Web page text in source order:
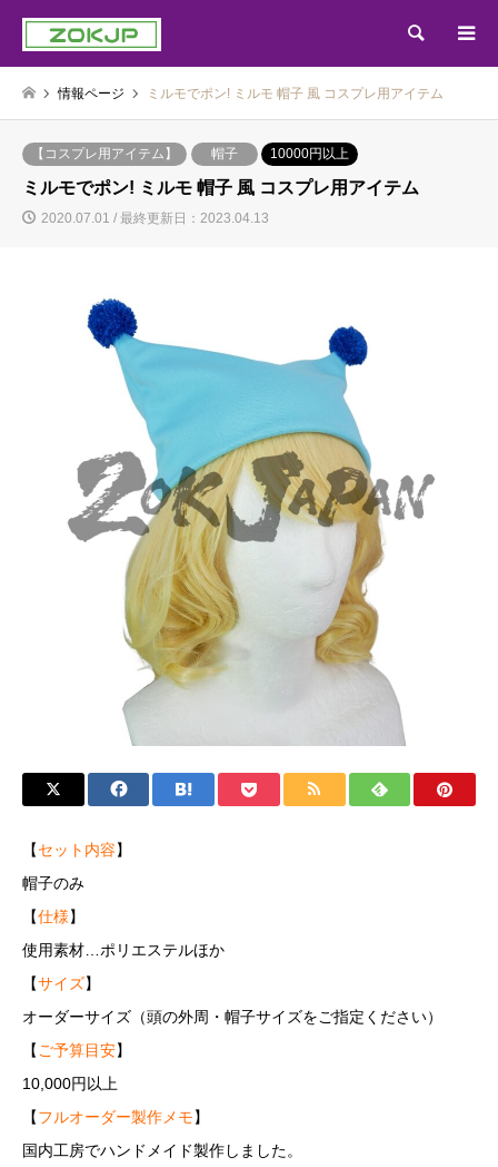
検索
情報ページ ミルモでポン! ミルモ 帽子 風 コスプレ用アイテム
【コスプレ用アイテム】 帽子 10000円以上
ミルモでポン! ミルモ 帽子 風 コスプレ用アイテム
2020.07.01 / 最終更新日：2023.04.13
【セット内容】
帽子のみ
【仕様】
使用素材…ポリエステルほか
【サイズ】
オーダーサイズ（頭の外周・帽子サイズをご指定ください）
【ご予算目安】
10,000円以上
【フルオーダー製作メモ】
国内工房でハンドメイド製作しました。